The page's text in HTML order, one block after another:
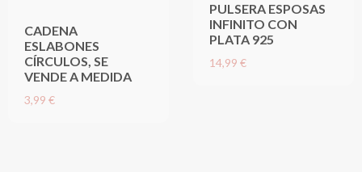
CADENA
ESLABONES
CÍRCULOS, SE
VENDE A MEDIDA
3,99 €
PULSERA ESPOSAS
INFINITO CON
PLATA 925
14,99 €